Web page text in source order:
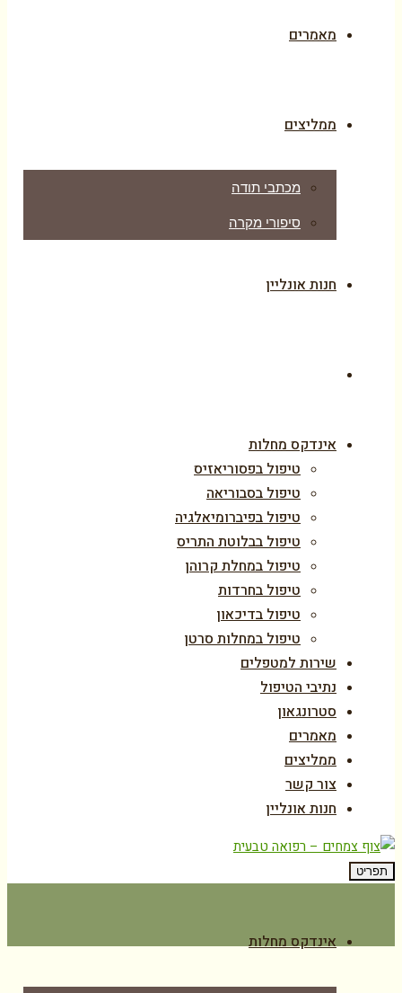
מאמרים
ממליצים
מכתבי תודה
סיפורי מקרה
חנות אונליין
אינדקס מחלות
טיפול בפסוריאזיס
טיפול בסבוריאה
טיפול בפיברומיאלגיה
טיפול בבלוטת התריס
טיפול במחלת קרוהן
טיפול בחרדות
טיפול בדיכאון
טיפול במחלות סרטן
שירות למטפלים
נתיבי הטיפול
סטרונגאון
מאמרים
ממליצים
צור קשר
חנות אונליין
תפריט
אינדקס מחלות